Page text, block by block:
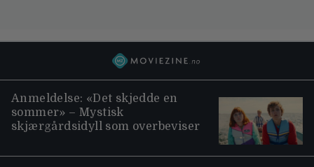
Anmeldelse: «Det skjedde en
sommer» – Mystisk
skjærgårdsidyll som overbeviser